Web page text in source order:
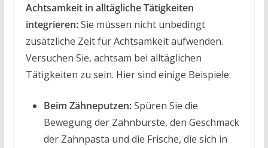
Achtsamkeit in alltägliche Tätigkeiten
integrieren:Sie müssen nicht unbedingt
zusätzliche Zeit für Achtsamkeit aufwenden.
Versuchen Sie, achtsam bei alltäglichen
Tätigkeiten zu sein. Hier sind einige Beispiele:
Beim Zähneputzen:Spüren Sie die
Bewegung der Zahnbürste, den Geschmack
der Zahnpasta und die Frische, die sich in